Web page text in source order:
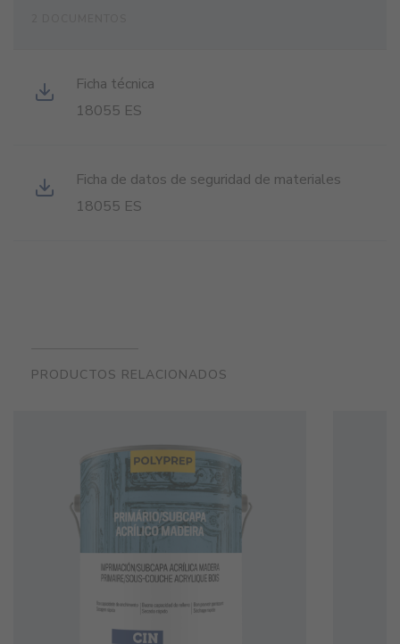
Ficha técnica
18055 ES
Ficha de datos de seguridad de materiales
18055 ES
PRODUCTOS RELACIONADOS